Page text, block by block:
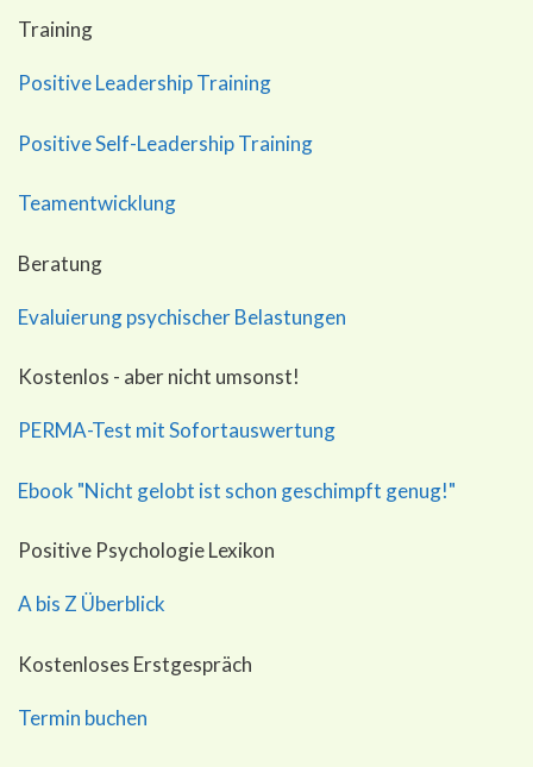
Training
Positive Leadership Training
Positive Self-Leadership Training
Teamentwicklung
Beratung
Evaluierung psychischer Belastungen
Kostenlos - aber nicht umsonst!
PERMA-Test mit Sofortauswertung
Ebook "Nicht gelobt ist schon geschimpft genug!"
Positive Psychologie Lexikon
A bis Z Überblick
Kostenloses Erstgespräch
Termin buchen